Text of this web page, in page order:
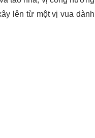
lên từ một vị vua dành